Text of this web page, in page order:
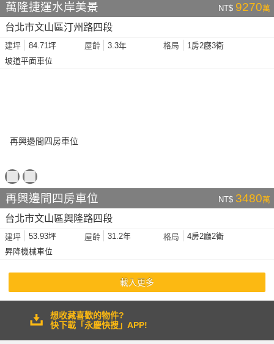
萬隆捷運水岸美景 NT$ 9270萬
台北市文山區汀州路四段
建坪 84.71坪 屋齡 3.3年 格局
1房2廳3衛
坡道平面車位
再興邊間四房車位 NT$ 3480萬
台北市文山區興隆路四段
建坪 53.93坪 屋齡 31.2年 格局
4房2廳2衛
昇降機械車位
載入更多
想收藏喜歡的物件?
快下載「永慶快搜」APP!